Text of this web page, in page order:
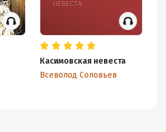
Касимовская невеста
Всеволод Соловьев